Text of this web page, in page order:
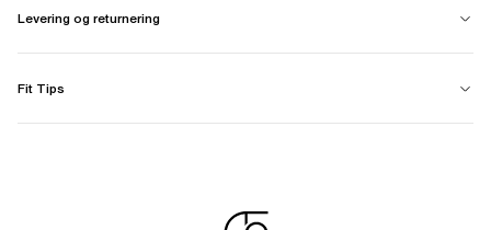
Levering og returnering
Fit Tips